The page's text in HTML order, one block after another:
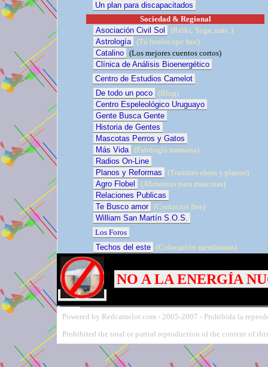
Un plan para discapacitados
Sociedad & Regional
Asociación Civil Sol
(Reiki, Yoga, más..)
Astrología (Tú horóscopo free)
Catalino (Los mejores cuentos cortos)
Clínica de Análisis Bioenergético
Centro de Estudios Camelot
De todo un poco (Blog)
Centro Espeleológico Uruguayo
Gente Busca Gente
Historia de Gentes
Mascotas Perros y Gatos
Más Vida (Patología mamaria)
Radios On-Line
Planos y Reformas
(Tramites obras y planos)
Agro Flobel
(Alimentos para mascotas)
Relaciones Publicas
Te Busco amor (Contactos free)
William San Martín S.O.S.
Los Foros
Techos del este (Colocación membranas)
NO A LA ENERGÍA
Powered by Redcamelot.com - 2005-2007 - Prohibida la
Prohibited the total or partial reproduction of the content of